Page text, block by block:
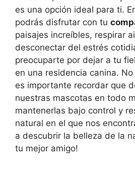
es una opción ideal para ti.
podrás disfrutar con tu
paisajes increíbles, respirar
desconectar del estrés
preocuparte por dejar a tu
en una residencia canina.
es importante recordar que
nuestras mascotas en todo
mantenerlas bajo control y
natural en el que nos
a descubrir la belleza de la
tu mejor amigo!